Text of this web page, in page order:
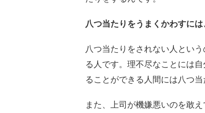
八つ当たりをうまくかわすに
八つ当たりをされない人とい
る人です。理不尽なことには
ることができる人間には八つ当
また、上司が機嫌悪いのを敢